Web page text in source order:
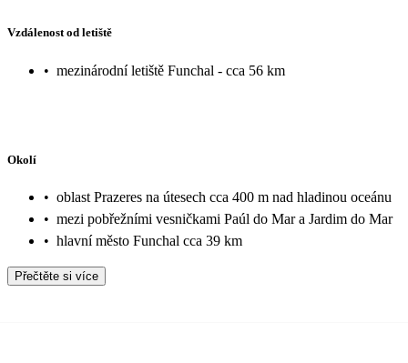
Vzdálenost od letiště
• mezinárodní letiště Funchal - cca 56 km
Okolí
• oblast Prazeres na útesech cca 400 m nad hladinou oceánu
• mezi pobřežními vesničkami Paúl do Mar a Jardim do Mar
• hlavní město Funchal cca 39 km
Přečtěte si více